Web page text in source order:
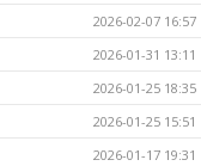
2026-02-07 16:57
2026-01-31 13:11
2026-01-25 18:35
2026-01-25 15:51
2026-01-17 19:31